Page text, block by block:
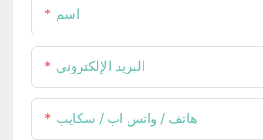
اسم
البريد الإلكتروني
هاتف / واتس اب / سكايب